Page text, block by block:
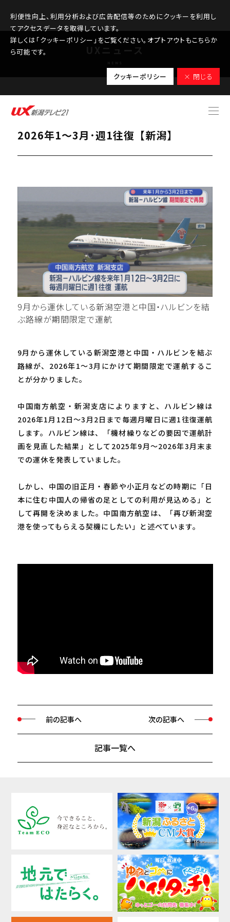
利便性向上、利用分析および広告配信等のためにクッキーを利用し
てアクセスデータを取得しています。
詳しくは「クッキーポリシー」をご覧ください。オプトアウトもこちらか
ら可能です。
クッキーポリシー × 閉じる
2025.10.29
新潟－ハルビン線を期間限定で再開
2026年1～3月･週1往復【新潟】
9月から運休している新潟空港と中国・ハルビンを結
ぶ路線が期間限定で運航
9月から運休している新潟空港と中国・ハルビンを結ぶ
路線が、2026年1～3月にかけて期間限定で運航するこ
とが分かりました。
中国南方航空・新潟支店によりますと、ハルビン線は
2026年1月12日～3月2日まで毎週月曜日に週1往復運航
します。ハルビン線は、「機材繰りなどの要因で運航計
画を見直した結果」として2025年9月～2026年3月末ま
での運休を発表していました。
しかし、中国の旧正月・春節や小正月などの時期に「日
本に住む中国人の帰省の足としての利用が見込める」と
して再開を決めました。中国南方航空は、「再び新潟空
港を使ってもらえる契機にしたい」と述べています。
前の記事へ
記事一覧へ
次の記事へ